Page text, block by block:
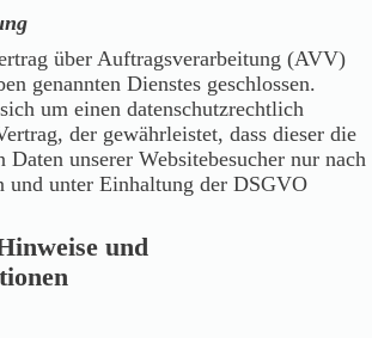
über Auftragsverarbeitung (AVV)
genannten Dienstes geschlossen.
um einen datenschutzrechtlich
der gewährleistet, dass dieser die
Daten unserer Websitebesucher nur nach
und unter Einhaltung der DSGVO
und